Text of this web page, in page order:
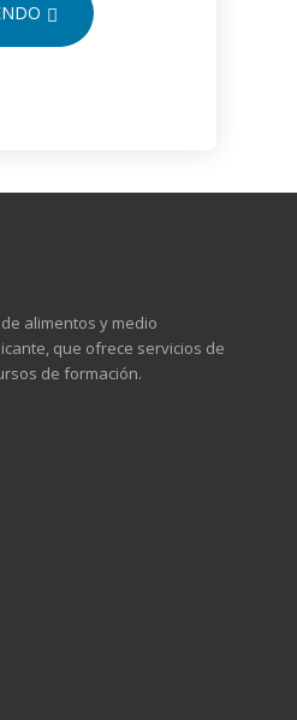
alimentos y medio
que ofrece servicios de
de formación.